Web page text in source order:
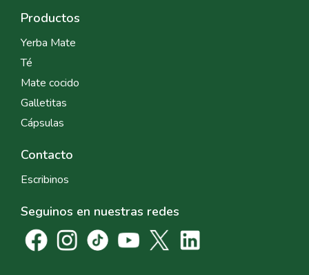
Productos
Yerba Mate
Té
Mate cocido
Galletitas
Cápsulas
Contacto
Escribinos
Seguinos en nuestras redes